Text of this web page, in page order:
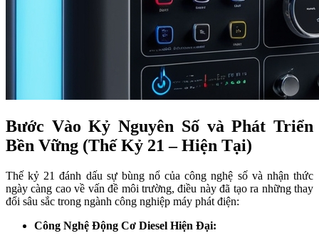
Bước Vào Kỷ Nguyên Số và Phát Triển
Bền Vững (Thế Kỷ 21 – Hiện Tại)
Thế kỷ 21 đánh dấu sự bùng nổ của công nghệ số và nhận thức
ngày càng cao về vấn đề môi trường, điều này đã tạo ra những thay
đổi sâu sắc trong ngành công nghiệp máy phát điện:
Công Nghệ Động Cơ Diesel Hiện Đại: